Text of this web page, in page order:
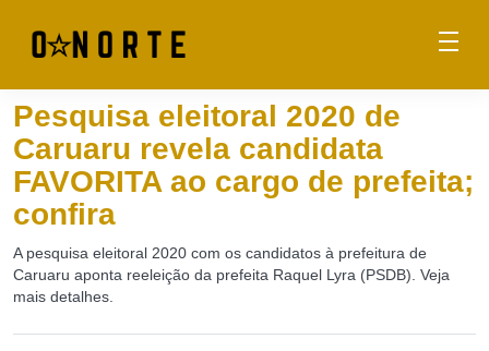
Pesquisa eleitoral 2020 de
Caruaru revela candidata
FAVORITA ao cargo de prefeita;
confira
A pesquisa eleitoral 2020 com os candidatos à prefeitura de
Caruaru aponta reeleição da prefeita Raquel Lyra (PSDB). Veja
mais detalhes.